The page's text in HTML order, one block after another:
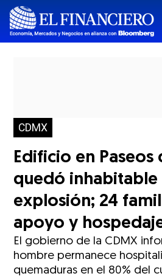
CDMX
Edificio en Paseos
quedó inhabitable
explosión; 24
apoyo y
El gobierno de la CDMX
hombre permanece
quemaduras en el 80% del